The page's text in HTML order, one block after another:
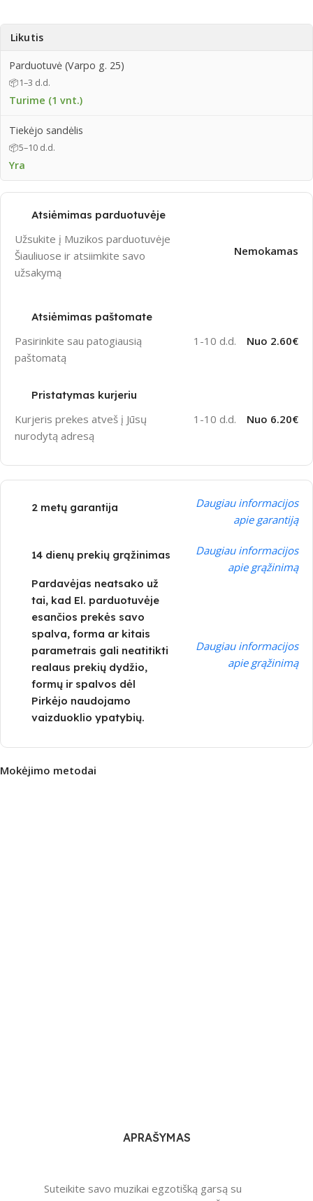
Likutis
Parduotuvė (Varpo g. 25)
📦1–3 d.d.
Turime (1 vnt.)
Tiekėjo sandėlis
📦5–10 d.d.
Yra
Atsiėmimas parduotuvėje
Užsukite į Muzikos parduotuvėje
Šiauliuose ir atsiimkite savo
užsakymą
Nemokamas
Atsiėmimas paštomate
Pasirinkite sau patogiausią
paštomatą
1-10 d.d. Nuo 2.60€
Pristatymas kurjeriu
Kurjeris prekes atveš į Jūsų
nurodytą adresą
1-10 d.d. Nuo 6.20€
2 metų garantija
Daugiau informacijos
apie garantiją
14 dienų prekių grąžinimas
Daugiau informacijos
apie grąžinimą
Pardavėjas neatsako už
tai, kad El. parduotuvėje
esančios prekės savo
spalva, forma ar kitais
parametrais gali neatitikti
realaus prekių dydžio,
formų ir spalvos dėl
Pirkėjo naudojamo
vaizduoklio ypatybių.
Daugiau informacijos
apie grąžinimą
Mokėjimo metodai
APRAŠYMAS
Suteikite savo muzikai egzotišką garsą su